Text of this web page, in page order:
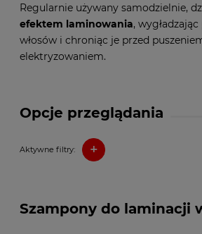
Opcje przeglądania
Aktywne filtry: +
Regularnie używany samodzielnie,
efektem laminowania,
włosów i chroniąc je przed
elektryzowaniem.
Szampony do laminacji